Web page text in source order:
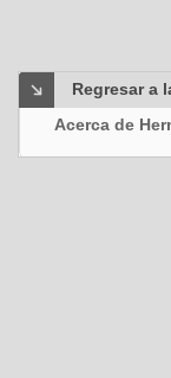
Regresar a
Acerca de